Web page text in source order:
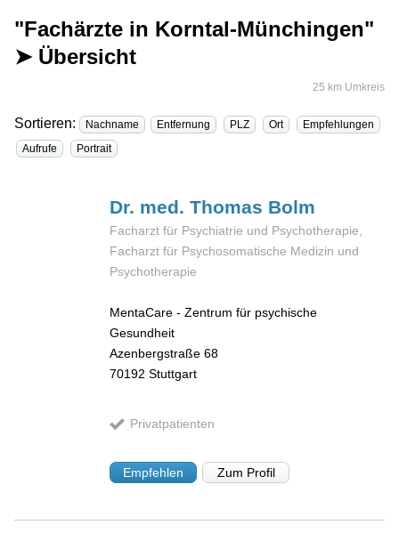
"Fachärzte in Korntal-Münchingen"
➤ Übersicht
25 km Umkreis
Sortieren: Nachname Entfernung PLZ Ort
Empfehlungen
Aufrufe
Portrait
Dr. med. Thomas Bolm
Facharzt für Psychiatrie und Psychotherapie,
Facharzt für Psychosomatische Medizin und
Psychotherapie
MentaCare - Zentrum für psychische
Gesundheit
Azenbergstraße 68
70192 Stuttgart
Privatpatienten
Empfehlen Zum Profil